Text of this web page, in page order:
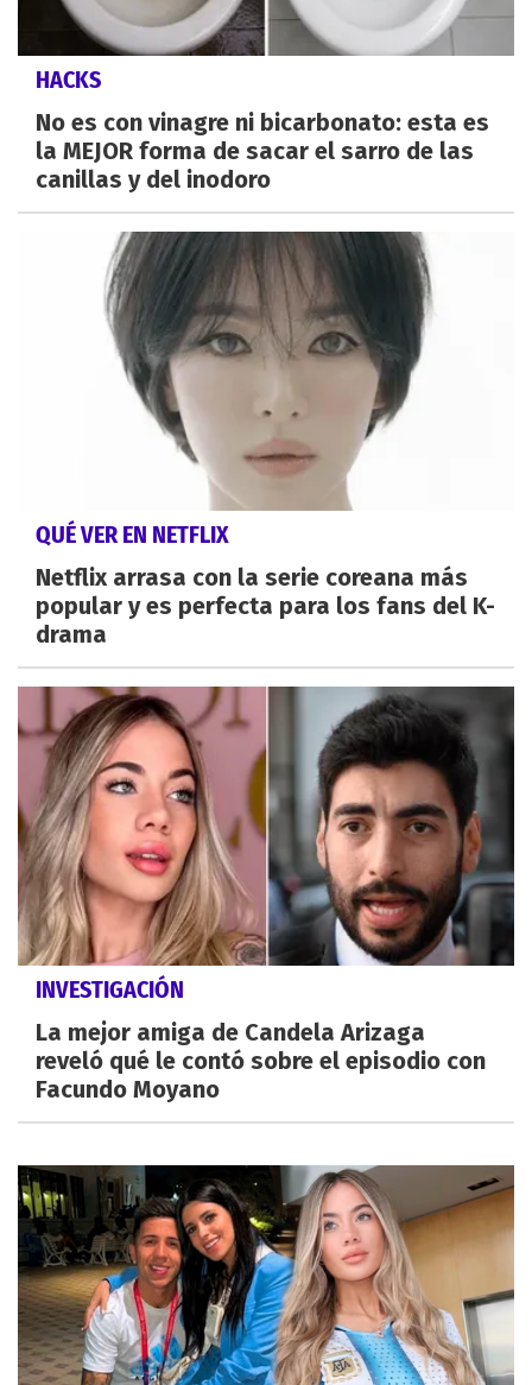
HACKS
No es con vinagre ni bicarbonato: esta es
la MEJOR forma de sacar el sarro de las
canillas y del inodoro
QUÉ VER EN NETFLIX
Netflix arrasa con la serie coreana más
popular y es perfecta para los fans del K-
drama
INVESTIGACIÓN
La mejor amiga de Candela Arizaga
reveló qué le contó sobre el episodio con
Facundo Moyano